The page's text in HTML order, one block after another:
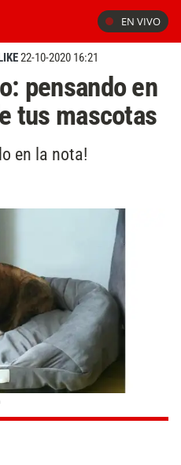
EN VIVO
22-10-2020 16:21
pensando en
tus mascotas
en la nota!